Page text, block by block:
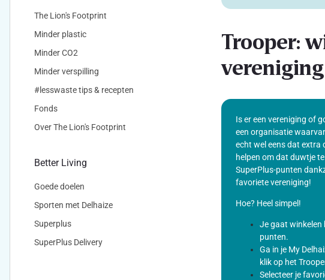
The Lion's Footprint
Minder plastic
Minder CO2
Minder verspilling
#lesswaste tips & recepten
Fonds
Over The Lion's Footprint
Better Living
Goede doelen
Sporten met Delhaize
Superplus
SuperPlus Delivery
Trooper:
vereniging
Is er een vereniging of
een organisatie
echt wel eens dat extra
helpen om dat duwtje
SuperPlus-punten
favoriete vereniging!
Hoe? Heel simpel!
Je gaat winkelen
punten.
Ga in je My
klik op het
Selecteer je